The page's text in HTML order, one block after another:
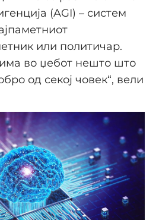
(AGI) – систем
или политичар.
има во џебот нешто што
од секој човек“, вели